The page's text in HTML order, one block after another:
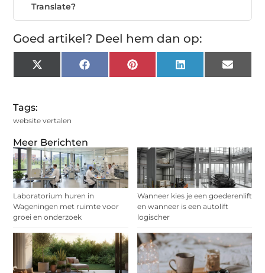
Meer Berichten
Laboratorium huren in
Wageningen met ruimte voor
groei en onderzoek
Wanneer kies je een goederenlift
en wanneer is een autolift
logischer
Translate?
Goed artikel? Deel hem dan op:
X
(Twitter)
Facebook Pinterest LinkedIn Email
Tags:
website vertalen